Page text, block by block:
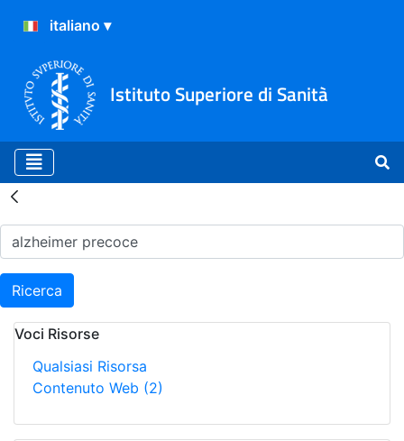
Istituto Superiore di Sanità
Risultati della Ricerca -
Ricerca
Voci Risorse
Qualsiasi Risorsa
Contenuto Web (2)